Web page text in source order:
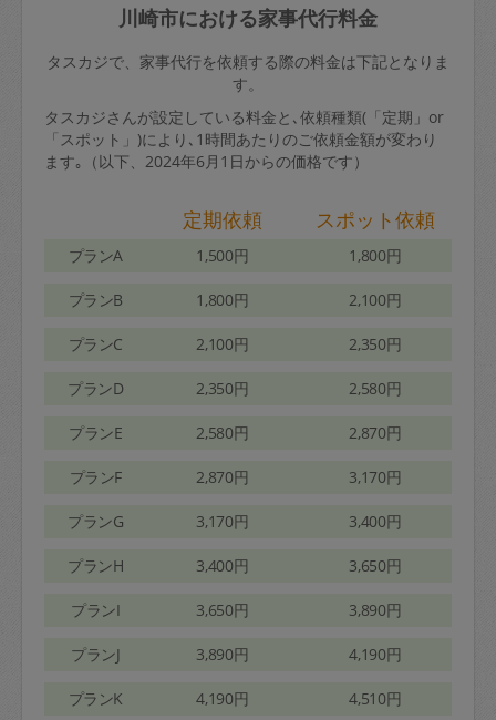
川崎市における家事代行料金
タスカジで、家事代行を依頼する際の料金は下記となりま
す。
タスカジさんが設定している料金と､依頼種類(「定期」or
「スポット」)により､1時間あたりのご依頼金額が変わり
ます｡（以下、2024年6月1日からの価格です）
定期依頼 スポット依頼
プランA 1,500円 1,800円
プランB 1,800円 2,100円
プランC 2,100円 2,350円
プランD 2,350円 2,580円
プランE 2,580円 2,870円
プランF 2,870円 3,170円
プランG 3,170円 3,400円
プランH 3,400円 3,650円
プランI 3,650円 3,890円
プランJ 3,890円 4,190円
プランK 4,190円 4,510円